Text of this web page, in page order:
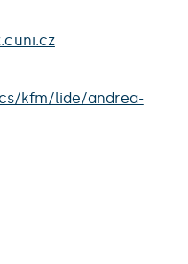
kfm/lide/andrea-